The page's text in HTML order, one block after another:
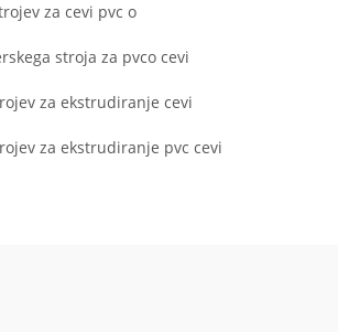
za cevi pvc o
stroja za pvco cevi
za ekstrudiranje cevi
za ekstrudiranje pvc cevi